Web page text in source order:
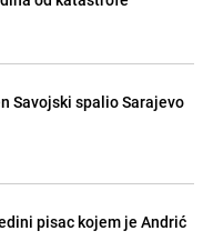
Savojski spalio Sarajevo
pisac kojem je Andrić